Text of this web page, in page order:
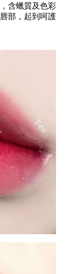
含蠟質及色彩
部，起到呵護